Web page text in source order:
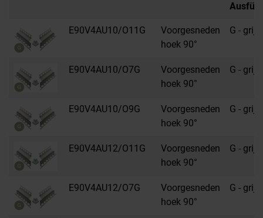
E90V4AU10/O11G
Voorgesneden
hoek 90°
G - grijs
E90V4AU10/O7G
Voorgesneden
hoek 90°
G - grijs
E90V4AU10/O9G
Voorgesneden
hoek 90°
G - grijs
E90V4AU12/O11G
Voorgesneden
hoek 90°
G - grijs
E90V4AU12/O7G
Voorgesneden
hoek 90°
G - grijs